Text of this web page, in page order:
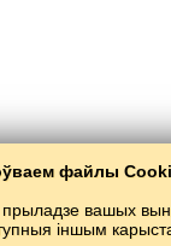
файлы
вашых
іншым